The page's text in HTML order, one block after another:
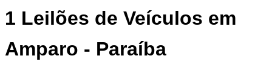
1 Leilões de Veículos em
Amparo - Paraíba